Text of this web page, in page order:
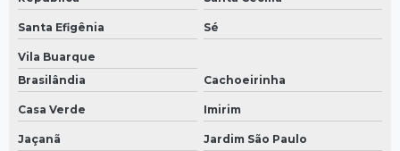
Santa Efigênia Sé
Vila Buarque
Brasilândia
Cachoeirinha
Casa Verde Imirim
Jaçanã Jardim São Paulo